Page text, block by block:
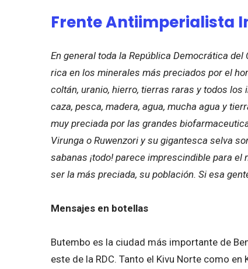
Frente Antiimperialista
En general toda la República Democrática del
rica en los minerales más preciados por el
coltán, uranio, hierro, tierras raras y todos
caza, pesca, madera, agua, mucha agua y
muy preciada por las grandes
Virunga o Ruwenzori y su gigantesca selva
sabanas ¡todo! parece imprescindible para el
ser la más preciada, su población. Si esa
Mensajes en botellas
Butembo es la ciudad más importante de
este de la RDC. Tanto el Kivu Norte como